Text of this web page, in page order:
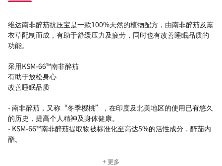
维达南非醉茄抗压宝是一款100%天然的植物配方，由南非醉茄及薰
衣草配制而成，有助于舒缓压力及疲劳，同时也有改善睡眠品质的
功能。
采用KSM-66™南非醉茄
有助于放松身心
改善睡眠品质
- 南非醉茄，又称“冬季樱桃”，在印度及北美地区的使用已有悠久
的历史，提高个人精神及身体健康。
- KSM-66™南非醉茄提取物被标准化至高达5%的活性成分，醉茄内
酯。
+ 更多